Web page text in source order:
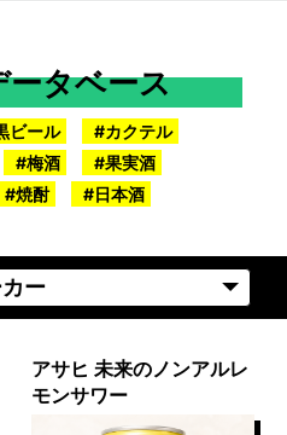
ータベース
ビール
カクテル
梅酒
果実酒
焼酎
日本酒
アサヒ 未来のノンアルレ
モンサワー